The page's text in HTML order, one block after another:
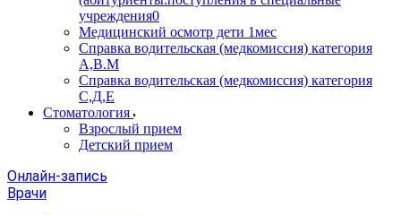
учреждения0
Медицинский осмотр дети 1мес
Справка водительская (медкомиссия) категория
А,В.М
Справка водительская (медкомиссия) категория
С,Д,Е
Стоматология
Взрослый прием
Детский прием
Онлайн-запись
Врачи